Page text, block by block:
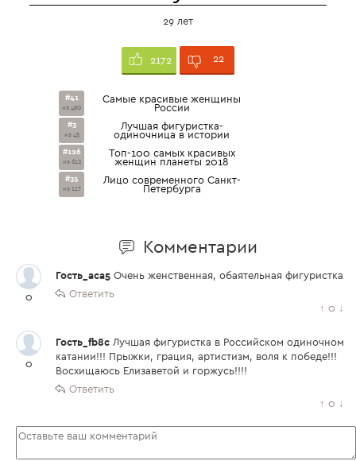
29 лет
2172 22
#41
из 490
Самые красивые женщины
России
#3
из 45
Лучшая фигуристка-
одиночница в истории
#126
из 612
Топ-100 самых красивых
женщин планеты 2018
#35
из 117
Лицо современного Санкт-
Петербурга
Комментарии
0
Гость_aca5 Очень женственная, обаятельная фигуристка
Ответить
↑ 0 ↓
0
Гость_fb8c Лучшая фигуристка в Российском одиночном
катании!!! Прыжки, грация, артистизм, воля к победе!!!
Восхищаюсь Елизаветой и горжусь!!!!
Ответить
↑ 0 ↓